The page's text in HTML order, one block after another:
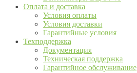
Оплата и доставка
Условия оплаты
Условия доставки
Гарантийные условия
Техподдержка
Документация
Техническая поддержка
Гарантийное обслуживание